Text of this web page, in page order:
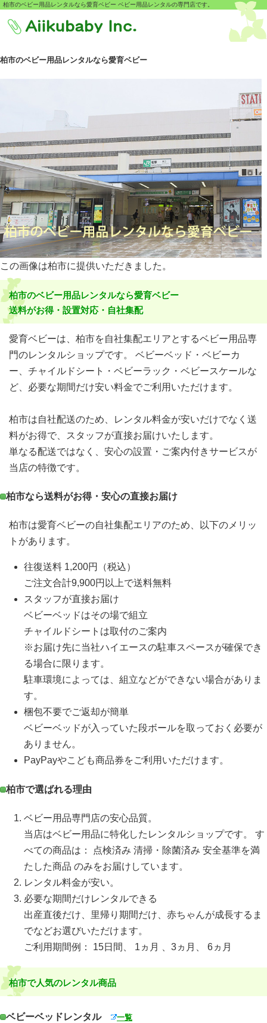
柏市のベビー用品レンタルなら愛育ベビー ベビー用品レンタルの専門店です。
柏市のベビー用品レンタルなら愛育ベビー
この画像は柏市に提供いただきました。
柏市のベビー用品レンタルなら愛育ベビー
送料がお得・設置対応・自社集配
愛育ベビーは、柏市を自社集配エリアとするベビー用品専
門のレンタルショップです。 ベビーベッド・ベビーカ
ー、チャイルドシート・ベビーラック・ベビースケールな
ど、必要な期間だけ安い料金でご利用いただけます。
柏市は自社配送のため、レンタル料金が安いだけでなく送
料がお得で、スタッフが直接お届けいたします。
単なる配送ではなく、安心の設置・ご案内付きサービスが
当店の特徴です。
柏市なら送料がお得・安心の直接お届け
柏市は愛育ベビーの自社集配エリアのため、以下のメリッ
トがあります。
往復送料 1,200円（税込）
ご注文合計9,900円以上で送料無料
スタッフが直接お届け
ベビーベッドはその場で組立
チャイルドシートは取付のご案内
※お届け先に当社ハイエースの駐車スペースが確保でき
る場合に限ります。
駐車環境によっては、組立などができない場合がありま
す。
梱包不要でご返却が簡単
ベビーベッドが入っていた段ボールを取っておく必要が
ありません。
PayPayやこども商品券をご利用いただけます。
柏市で選ばれる理由
ベビー用品専門店の安心品質。
当店はベビー用品に特化したレンタルショップです。 す
べての商品は： 点検済み 清掃・除菌済み 安全基準を満
たした商品 のみをお届けしています。
レンタル料金が安い。
必要な期間だけレンタルできる
出産直後だけ、里帰り期間だけ、赤ちゃんが成長するま
でなどお選びいただけます。
ご利用期間例： 15日間、 1ヵ月 、3ヵ月、 6ヵ月
柏市で人気のレンタル商品
ベビーベッドレンタル 一覧